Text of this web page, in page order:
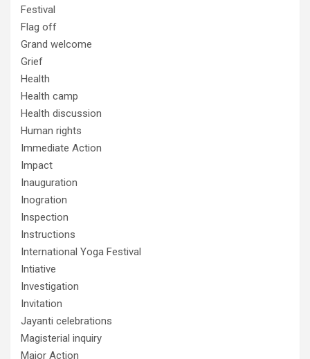
Festival
Flag off
Grand welcome
Grief
Health
Health camp
Health discussion
Human rights
Immediate Action
Impact
Inauguration
Inogration
Inspection
Instructions
International Yoga Festival
Intiative
Investigation
Invitation
Jayanti celebrations
Magisterial inquiry
Major Action